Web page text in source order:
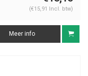
(€15,91 Incl. btw)
Meer info